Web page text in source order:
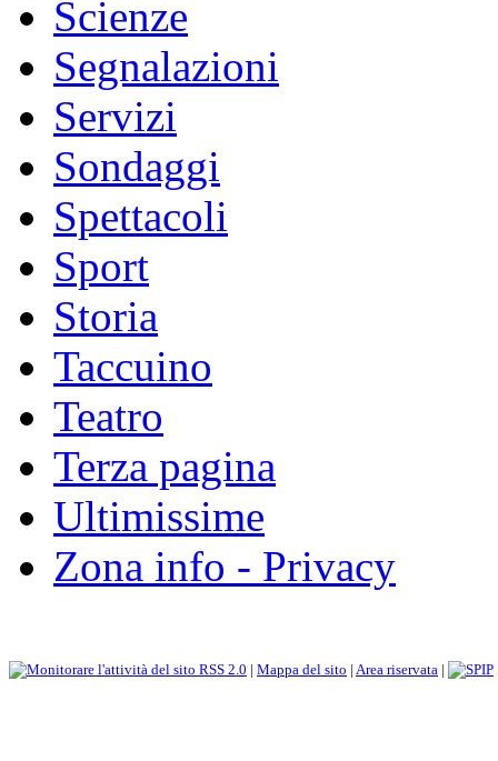
Scienze
Segnalazioni
Servizi
Sondaggi
Spettacoli
Sport
Storia
Taccuino
Teatro
Terza pagina
Ultimissime
Zona info - Privacy
RSS 2.0 | Mappa del sito | Area riservata |